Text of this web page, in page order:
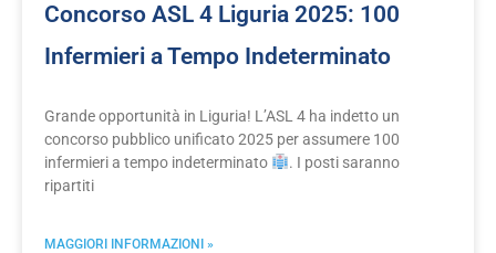
Concorso ASL 4 Liguria 2025: 100
Infermieri a Tempo Indeterminato
Grande opportunità in Liguria! L’ASL 4 ha indetto un
concorso pubblico unificato 2025 per assumere 100
infermieri a tempo indeterminato
. I posti saranno
ripartiti
MAGGIORI INFORMAZIONI »